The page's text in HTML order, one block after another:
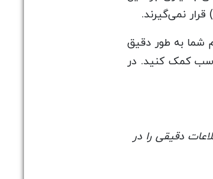
شما به طور دقیق
کمک کنید. در
دقیقی را در